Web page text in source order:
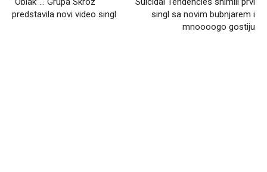
predstavila novi video singl
singl sa novim bubnjarem i
mnoooogo gostiju